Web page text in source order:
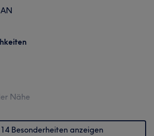
Nähe
Besonderheiten anzeigen